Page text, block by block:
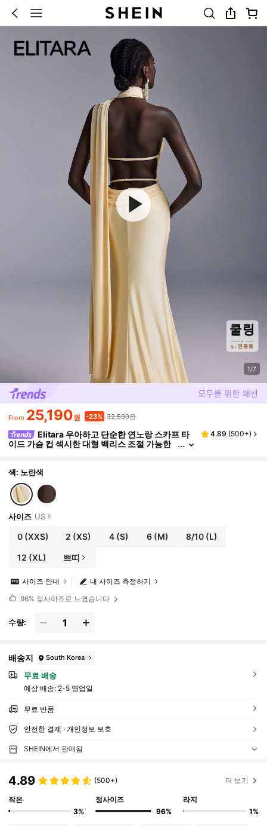
1/7
From 25,190원 -23% 32,590원
Elitara 우아하고 단순한 연노랑 스카프 타
이드 가슴 컵 섹시한 대형 백리스 조절 가능한
레스, 이브닝 드레스, 가운에 적합
4.89 (500+)
색: 노란색
사이즈 US
0(XXS) 2 (XS) 4 (S) 6 (M) 8/10 (L)
12 (XL) 쁘띠
내 사이즈 측정하기
사이즈 안내
96% 정사이즈로 느꼈습니다
수량:
배송지 South Korea
무료 배송
예상 배송: 2-5 영업일
무료 반품
안전한 결제 · 개인정보 보호
SHEIN에서 판매됨
4.89 (500+) 더 보기
작은
3%
정사이즈
96%
라지
1%